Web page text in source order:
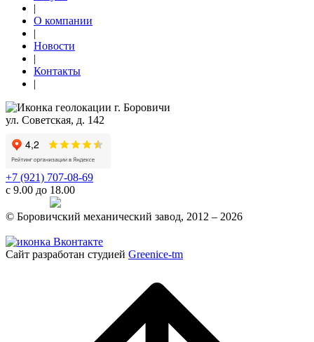
|
О компании
|
Новости
|
Контакты
|
г. Боровичи
ул. Советская, д. 142
+7 (921) 707-08-69
с 9.00 до 18.00
© Боровичский механический завод, 2012 – 2026
Сайт разработан студией Greenice-tm